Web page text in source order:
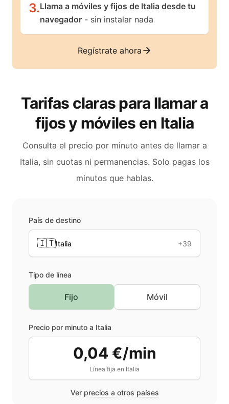
3.Llama a móviles y fijos de Italia desde tu
navegador - sin instalar nada
Regístrate ahora
Tarifas claras para llamar a
fijos y móviles en Italia
Consulta el precio por minuto antes de llamar a
Italia, sin cuotas ni permanencias. Solo pagas los
minutos que hablas.
País de destino
🇮🇹Italia +39
Tipo de línea
Fijo Móvil
Precio por minuto a Italia
0,04 €/min
Línea fija en Italia
Ver precios a otros países